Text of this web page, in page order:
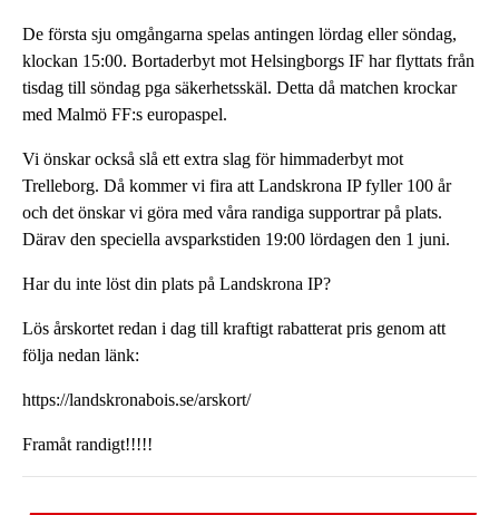
De första sju omgångarna spelas antingen lördag eller söndag,
klockan 15:00. Bortaderbyt mot Helsingborgs IF har flyttats från
tisdag till söndag pga säkerhetsskäl. Detta då matchen krockar
med Malmö FF:s europaspel.
Vi önskar också slå ett extra slag för himmaderbyt mot
Trelleborg. Då kommer vi fira att Landskrona IP fyller 100 år
och det önskar vi göra med våra randiga supportrar på plats.
Därav den speciella avsparkstiden 19:00 lördagen den 1 juni.
Har du inte löst din plats på Landskrona IP?
Lös årskortet redan i dag till kraftigt rabatterat pris genom att
följa nedan länk:
https://landskronabois.se/arskort/
Framåt randigt!!!!!